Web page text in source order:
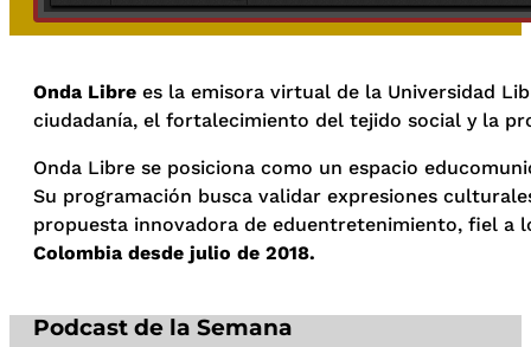
Onda Libre es la emisora virtual de la Universidad
ciudadanía, el fortalecimiento del tejido social y la
Onda Libre se posiciona como un espacio
Su programación busca validar expresiones
propuesta innovadora de eduentretenimiento, fiel
Colombia desde julio de 2018.
Podcast de la Semana